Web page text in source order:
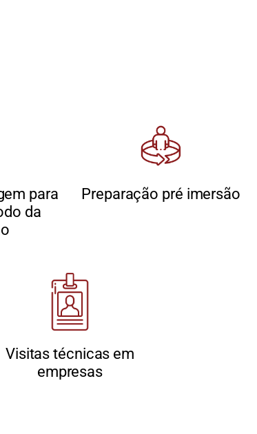
para
da
Preparação pré imersão
Visitas técnicas em
empresas